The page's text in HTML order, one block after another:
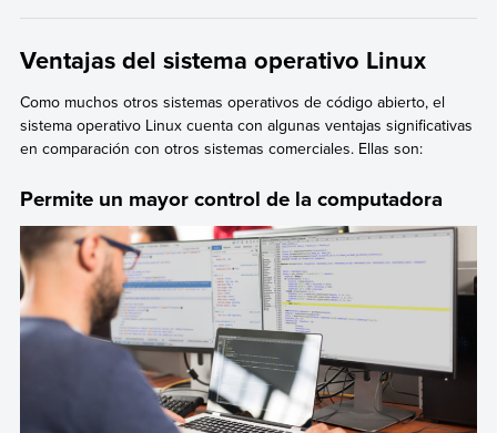
Ventajas del sistema operativo Linux
Como muchos otros sistemas operativos de código abierto, el
sistema operativo Linux cuenta con algunas ventajas significativas
en comparación con otros sistemas comerciales. Ellas son:
Permite un mayor control de la computadora